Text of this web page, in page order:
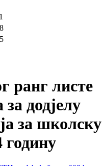
ранг листе
за додјелу
за школску
годину